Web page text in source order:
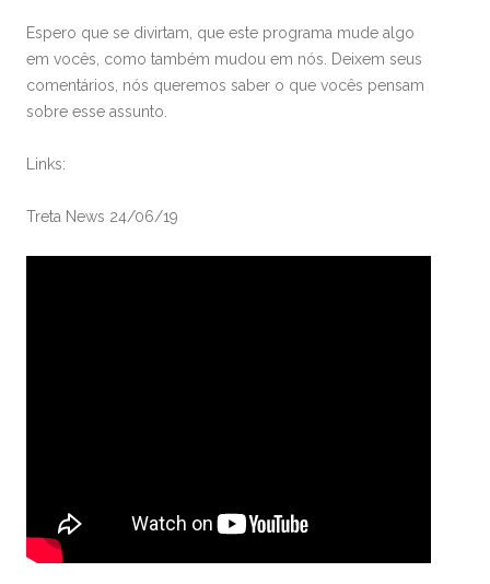
Espero que se divirtam, que este programa mude algo
em vocês, como também mudou em nós. Deixem seus
comentários, nós queremos saber o que vocês pensam
sobre esse assunto.
Links:
Treta News 24/06/19